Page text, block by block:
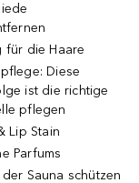
für die Haare
Diese
ist die richtige
pflegen
Lip Stain
Parfums
Sauna schützen